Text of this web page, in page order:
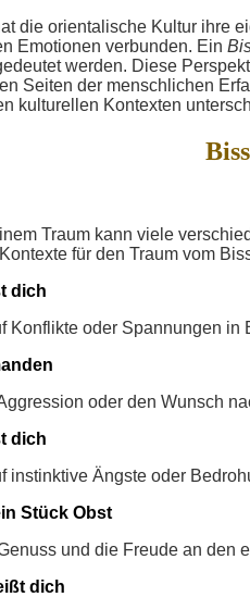
die orientalische Kultur ihre
Emotionen verbunden. Ein
werden. Diese
Seiten der menschlichen
kulturellen Kontexten
Traum kann viele
für den Traum vom
dich
Konflikte oder Spannungen in
oder den Wunsch
dich
instinktive Ängste oder
Stück Obst
und die Freude an den
dich